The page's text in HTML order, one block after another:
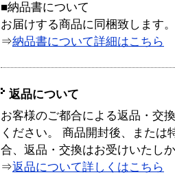
■納品書について
お届けする商品に同梱致します。
⇒納品書について詳細はこちら
返品について
お客様のご都合による返品・交
ください。 商品開封後、または
合、返品・交換はお受けいたし
⇒返品について詳しくはこちら